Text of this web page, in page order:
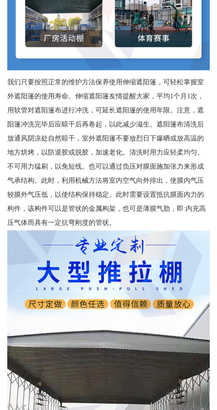
我们只要按照正常的维护方法保养使用伸缩遮阳篷，可轻松掌握室
外遮阳篷的使用寿命。伸缩遮阳篷友情提醒大家，平均1个月1次，
用软管对遮阳篷布进行冲洗，可延长遮阳篷的使用年限。注意，遮
阳篷冲洗完毕后应晾干后再卷起，以此减少滋生。遮阳篷布清洗后
放通风阴凉处自然晾干，室外遮阳篷不要放烈日下爆晒或放高温的
地方烘烤，以防退胶或脱胶，加速老化。清洗时用力应轻柔均匀。
不可用力猛刷，以免短线。也可以通过负压对膜面施加张力来形成
气承结构。此时，利用机械方法将室内空气向外排出，使膜内气压
较膜外气压低，以使结构保持稳定。此时需要设置抵抗膜面内力的
构件，该构件可以是管状的金属构架，也可是薄膜气肋，即:内充高
压气体而具有一定抗弯刚度的管状。